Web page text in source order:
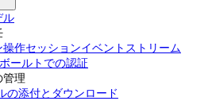
ル
操作セッションイベントストリーム
ボールトでの認証
理
の添付とダウンロード